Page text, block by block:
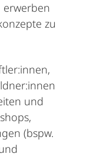
erwerben
zu
und
(bspw.